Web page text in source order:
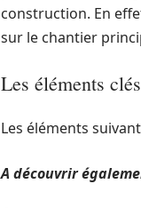
construction. En
sur le chantier
Les éléments
Les éléments
A découvrir